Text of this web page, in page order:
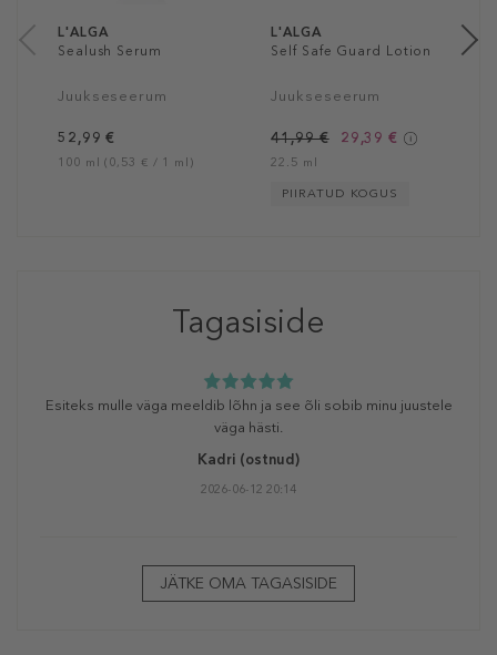
L'ALGA
Sealush Serum
Juukseseerum
52,99 €
100 ml (0,53 € / 1 ml)
L'ALGA
Self Safe Guard Lotion
Juukseseerum
41,99 € 29,39 €
22.5 ml
PIIRATUD KOGUS
Tagasiside
Esiteks mulle väga meeldib lõhn ja see õli sobib minu juustele
väga hästi.
Kadri (ostnud)
2026-06-12 20:14
JÄTKE OMA TAGASISIDE